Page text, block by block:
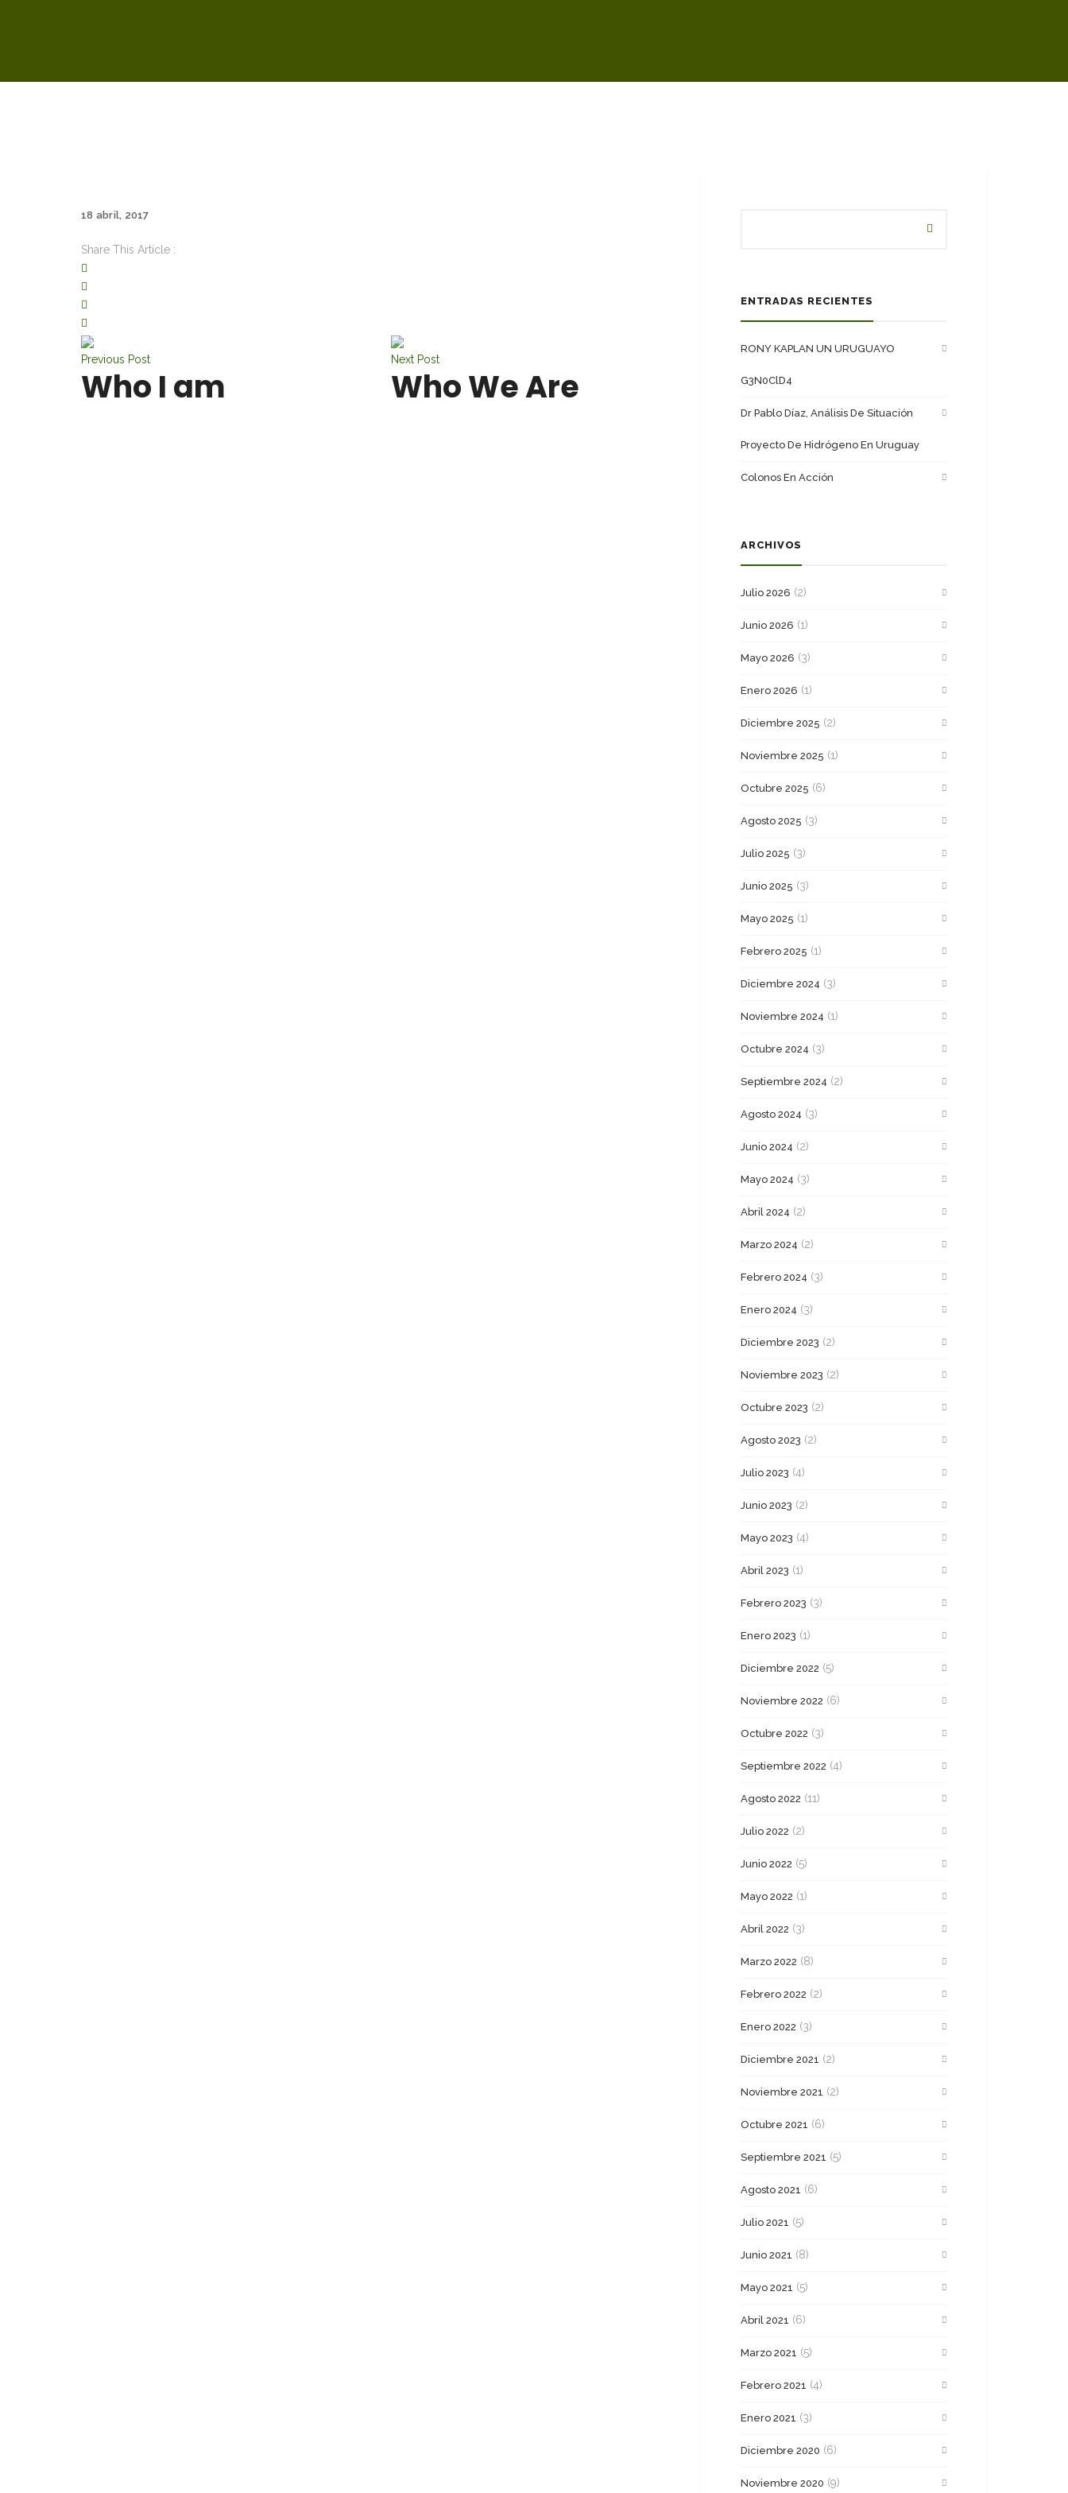
18 abril, 2017
Share This Article :
Previous Post
Who I am
Next Post
Who We Are
ENTRADAS RECIENTES
RONY KAPLAN UN URUGUAYO
G3N0ClD4
Dr Pablo Díaz, Análisis De Situación
Proyecto De Hidrógeno En Uruguay
Colonos En Acción
ARCHIVOS
Julio 2026 (2)
Junio 2026 (1)
Mayo 2026 (3)
Enero 2026 (1)
Diciembre 2025 (2)
Noviembre 2025 (1)
Octubre 2025 (6)
Agosto 2025 (3)
Julio 2025 (3)
Junio 2025 (3)
Mayo 2025 (1)
Febrero 2025 (1)
Diciembre 2024 (3)
Noviembre 2024 (1)
Octubre 2024 (3)
Septiembre 2024 (2)
Agosto 2024 (3)
Junio 2024 (2)
Mayo 2024 (3)
Abril 2024 (2)
Marzo 2024 (2)
Febrero 2024 (3)
Enero 2024 (3)
Diciembre 2023 (2)
Noviembre 2023 (2)
Octubre 2023 (2)
Agosto 2023 (2)
Julio 2023 (4)
Junio 2023 (2)
Mayo 2023 (4)
Abril 2023 (1)
Febrero 2023 (3)
Enero 2023 (1)
Diciembre 2022 (5)
Noviembre 2022 (6)
Octubre 2022 (3)
Septiembre 2022 (4)
Agosto 2022 (11)
Julio 2022 (2)
Junio 2022 (5)
Mayo 2022 (1)
Abril 2022 (3)
Marzo 2022 (8)
Febrero 2022 (2)
Enero 2022 (3)
Diciembre 2021 (2)
Noviembre 2021 (2)
Octubre 2021 (6)
Septiembre 2021 (5)
Agosto 2021 (6)
Julio 2021 (5)
Junio 2021 (8)
Mayo 2021 (5)
Abril 2021 (6)
Marzo 2021 (5)
Febrero 2021 (4)
Enero 2021 (3)
Diciembre 2020 (6)
Noviembre 2020 (9)